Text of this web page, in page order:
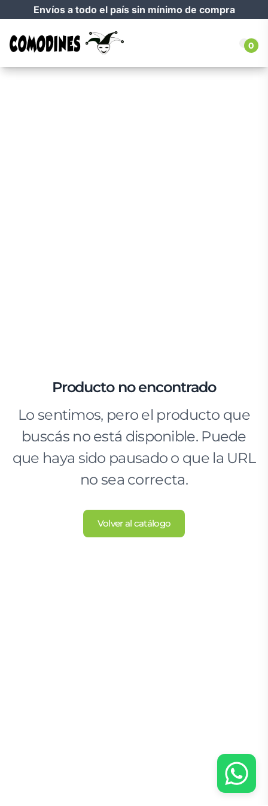
Envíos a todo el país sin mínimo de compra
0
Producto no encontrado
Lo sentimos, pero el producto que
buscás no está disponible. Puede
que haya sido pausado o que la URL
no sea correcta.
Volver al catálogo